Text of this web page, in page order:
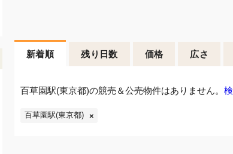
新着順 残り日数 価格 広さ
百草園駅(東京都)の競売＆公売物件はありません。
百草園駅(東京都)